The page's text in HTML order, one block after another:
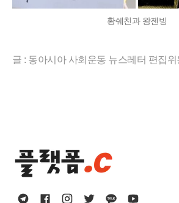
황쉐친과 왕젠빙
글 : 동아시아 사회운동 뉴스레터 편집위